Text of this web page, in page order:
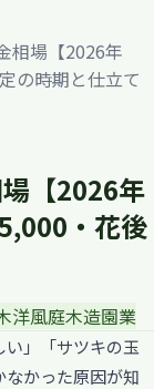
相場【2026年
の時期と仕立て
【2026年
・花後
洋風庭木造園業
い」「サツキの玉
かった原因が知